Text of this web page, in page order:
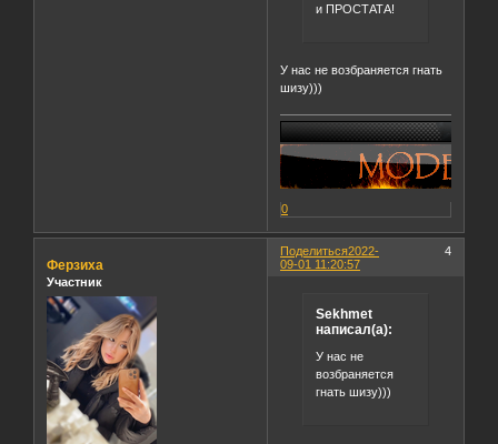
и ПРОСТАТА!
У нас не возбраняется гнать
шизу)))
0
Поделиться 4
2022-
09-01 11:20:57
Ферзиха
Участник
Sekhmet
написал(а):
У нас не
возбраняется
гнать шизу)))